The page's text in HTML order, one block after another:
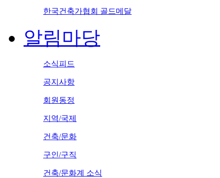
한국건축가협회 골드메달
알림마당
소식피드
공지사항
회원동정
지역/국제
건축/문화
구인/구직
건축/문화계 소식